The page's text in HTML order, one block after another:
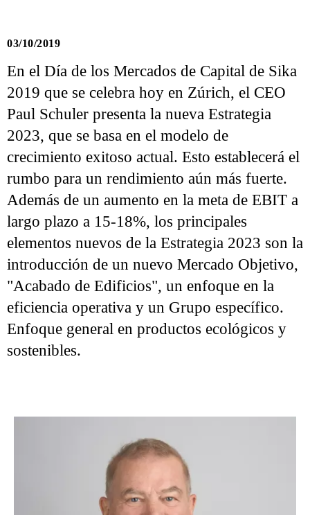
03/10/2019
En el Día de los Mercados de Capital de Sika
2019 que se celebra hoy en Zúrich, el CEO
Paul Schuler presenta la nueva Estrategia
2023, que se basa en el modelo de
crecimiento exitoso actual. Esto establecerá el
rumbo para un rendimiento aún más fuerte.
Además de un aumento en la meta de EBIT a
largo plazo a 15-18%, los principales
elementos nuevos de la Estrategia 2023 son la
introducción de un nuevo Mercado Objetivo,
"Acabado de Edificios", un enfoque en la
eficiencia operativa y un Grupo específico.
Enfoque general en productos ecológicos y
sostenibles.